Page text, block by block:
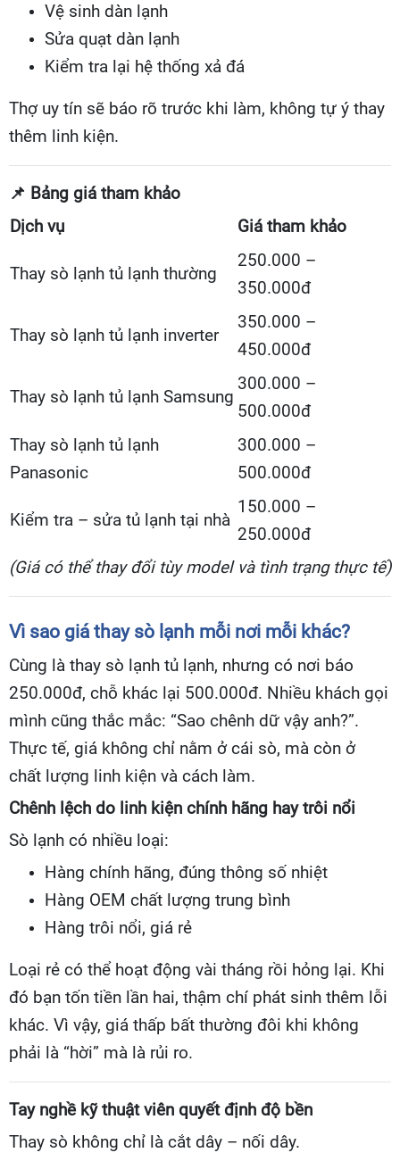
Vệ sinh dàn lạnh
Sửa quạt dàn lạnh
Kiểm tra lại hệ thống xả đá
Thợ uy tín sẽ báo rõ trước khi làm, không tự ý thay
thêm linh kiện.
📌 Bảng giá tham khảo
Dịch vụ
Giá tham khảo
Thay sò lạnh tủ lạnh thường
250.000 –
350.000đ
Thay sò lạnh tủ lạnh inverter
350.000 –
450.000đ
Thay sò lạnh tủ lạnh Samsung
300.000 –
500.000đ
Thay sò lạnh tủ lạnh
Panasonic
300.000 –
500.000đ
Kiểm tra – sửa tủ lạnh tại nhà
150.000 –
250.000đ
(Giá có thể thay đổi tùy model và tình trạng thực tế)
Vì sao giá thay sò lạnh mỗi nơi mỗi khác?
Cùng là thay sò lạnh tủ lạnh, nhưng có nơi báo
250.000đ, chỗ khác lại 500.000đ. Nhiều khách gọi
mình cũng thắc mắc: “Sao chênh dữ vậy anh?”.
Thực tế, giá không chỉ nằm ở cái sò, mà còn ở
chất lượng linh kiện và cách làm.
Chênh lệch do linh kiện chính hãng hay trôi nổi
Sò lạnh có nhiều loại:
Hàng chính hãng, đúng thông số nhiệt
Hàng OEM chất lượng trung bình
Hàng trôi nổi, giá rẻ
Loại rẻ có thể hoạt động vài tháng rồi hỏng lại. Khi
đó bạn tốn tiền lần hai, thậm chí phát sinh thêm lỗi
khác. Vì vậy, giá thấp bất thường đôi khi không
phải là “hời” mà là rủi ro.
Tay nghề kỹ thuật viên quyết định độ bền
Thay sò không chỉ là cắt dây – nối dây.